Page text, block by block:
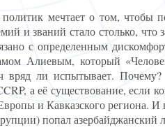
мечтает о том, чтобы
и званий стало столько, что
с определенным
Алиевым, который
вряд ли испытывает.
а её существование, если
и Кавказского региона. И
попал азербайджанский